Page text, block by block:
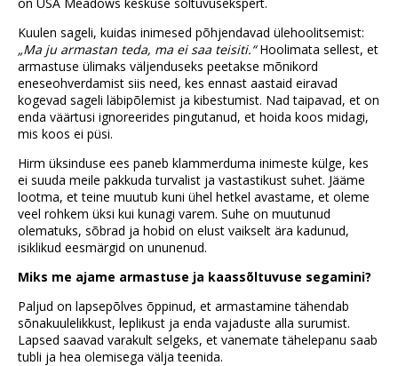
Kuulen sageli, kuidas inimesed põhjendavad ülehoolitsemist:
„Ma ju armastan teda, ma ei saa teisiti.“Hoolimata sellest, et
armastuse ülimaks väljenduseks peetakse mõnikord
eneseohverdamist siis need, kes ennast aastaid eiravad
kogevad sageli läbipõlemist ja kibestumist. Nad taipavad, et on
enda väärtusi ignoreerides pingutanud, et hoida koos midagi,
mis koos ei püsi.
Hirm üksinduse ees paneb klammerduma inimeste külge, kes
ei suuda meile pakkuda turvalist ja vastastikust suhet. Jääme
lootma, et teine muutub kuni ühel hetkel avastame, et oleme
veel rohkem üksi kui kunagi varem. Suhe on muutunud
olematuks, sõbrad ja hobid on elust vaikselt ära kadunud,
isiklikud eesmärgid on ununenud.
Miks me ajame armastuse ja kaassõltuvuse segamini?
Paljud on lapsepõlves õppinud, et armastamine tähendab
sõnakuulelikkust, leplikust ja enda vajaduste alla surumist.
Lapsed saavad varakult selgeks, et vanemate tähelepanu saab
tubli ja hea olemisega välja teenida.